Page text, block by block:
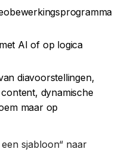
AI of op logica
diavoorstellingen,
dynamische
maar op
sjabloon“ naar